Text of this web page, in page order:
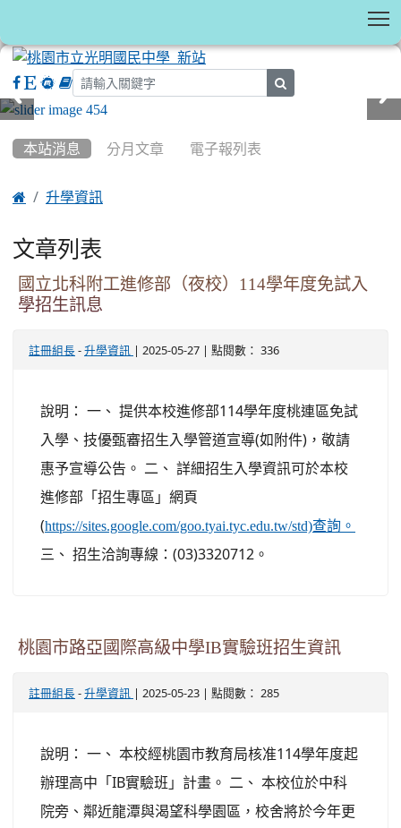
本站消息 分月文章 電子報列表
 升學資訊
文章列表
國立北科附工進修部（夜校）114學年度免試入
學招生訊息
註冊組長 - 升學資訊 | 2025-05-27 | 點閱數： 336
說明： 一、 提供本校進修部114學年度桃連區免試
入學、技優甄審招生入學管道宣導(如附件)，敬請
惠予宣導公告。 二、 詳細招生入學資訊可於本校
進修部「招生專區」網頁
(https://sites.google.com/goo.tyai.tyc.edu.tw/std)查詢。
三、 招生洽詢專線：(03)3320712。
桃園市路亞國際高級中學IB實驗班招生資訊
註冊組長 - 升學資訊 | 2025-05-23 | 點閱數： 285
說明： 一、 本校經桃園市教育局核准114學年度起
辦理高中「IB實驗班」計畫。 二、 本校位於中科
院旁、鄰近龍潭與渴望科學園區，校舍將於今年更